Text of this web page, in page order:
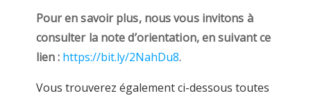
Pour en savoir plus, nous vous invitons à
consulter la note d’orientation, en suivant ce
lien : https://bit.ly/2NahDu8.
Vous trouverez également ci-dessous toutes